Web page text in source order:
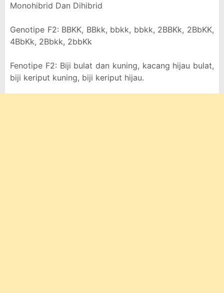
Monohibrid Dan Dihibrid
Genotipe F2: BBKK, BBkk, bbkk, bbkk, 2BBKk, 2BbKK,
4BbKk, 2Bbkk, 2bbKk
Fenotipe F2: Biji bulat dan kuning, kacang hijau bulat,
biji keriput kuning, biji keriput hijau.